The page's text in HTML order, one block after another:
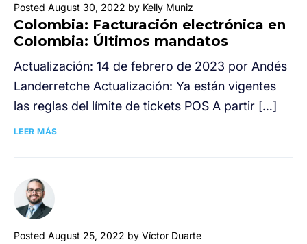
Posted August 30, 2022 by Kelly Muniz
Colombia: Facturación electrónica en
Colombia: Últimos mandatos
Actualización: 14 de febrero de 2023 por Andés
Landerretche Actualización: Ya están vigentes
las reglas del límite de tickets POS A partir […]
LEER MÁS
Posted August 25, 2022 by Víctor Duarte